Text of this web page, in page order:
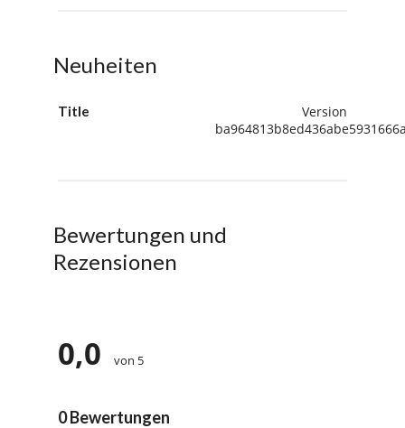
Neuheiten
Title
Version
Bewertungen und
Rezensionen
0,0 von 5
0 Bewertungen